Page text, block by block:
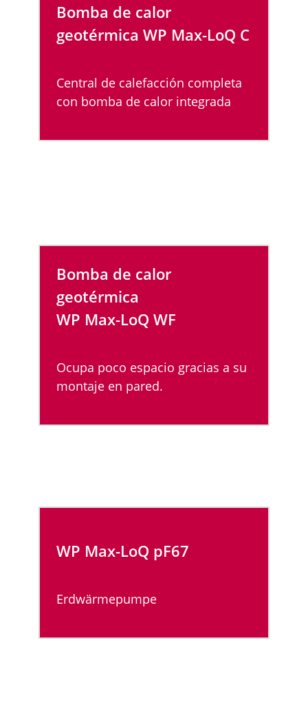
Bomba de calor
geotérmica WP Max-LoQ C
Central de calefacción completa
con bomba de calor integrada
Bomba de calor
geotérmica
WP Max-LoQ WF
Ocupa poco espacio gracias a su
montaje en pared.
WP Max-LoQ pF67
Erdwärmepumpe